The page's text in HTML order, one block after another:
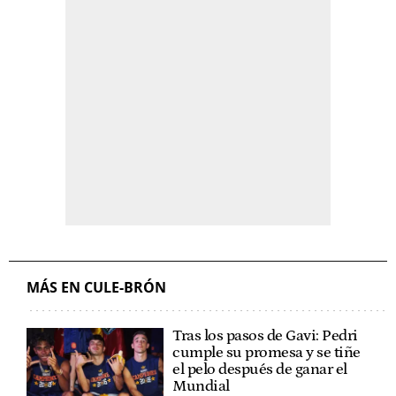
MÁS EN CULE-BRÓN
Tras los pasos de Gavi: Pedri
cumple su promesa y se tiñe
el pelo después de ganar el
Mundial